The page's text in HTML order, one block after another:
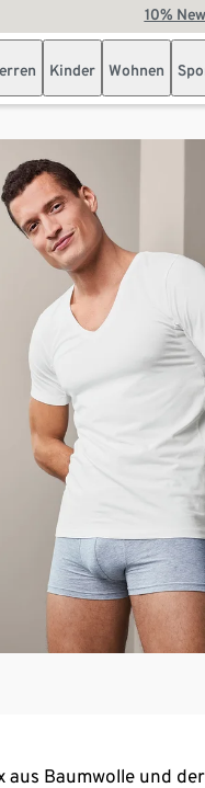
10%
Kinder Wohnen
Baumwolle und